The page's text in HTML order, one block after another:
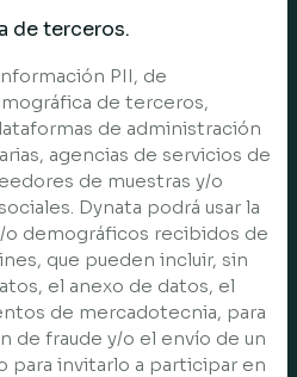
de terceros.
PII, de
de terceros,
de administración
agencias de servicios de
de muestras y/o
Dynata podrá usar la
o demográficos recibidos de
que pueden incluir, sin
el anexo de datos, el
de mercadotecnia, para
de fraude y/o el envío de un
para invitarlo a participar en